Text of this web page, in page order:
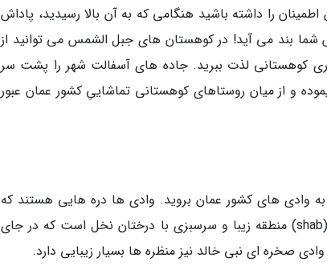
را داشته باشید هنگامی که به آن بالا رسیدید، پاداش
بند می آید! در کوهستان های جبل الشمس می توانید از
کوهستانی لذت ببرید. جاده های آسفالت شهر را پشت سر
و از میان روستاهای کوهستانی تماشاییِ کشور عمان عبور
وادی های کشور عمان بروید. وادی ها دره هایی هستند که
پس از بارش باران در آن ها رود جاری می گردد. وادیِ شب (shab) منطقه زیبا و سرسبزی با درختان نخل است که در جای
صخره ای نبی خالد نیز منظره ها بسیار زیبایی دارد.